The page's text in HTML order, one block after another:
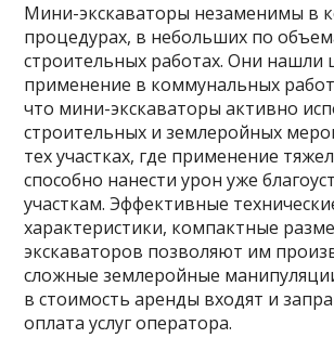
Мини-экскаваторы незаменимы в
процедурах, в небольших по
строительных работах. Они нашли
применение в коммунальных
что мини-экскаваторы активно
строительных и землеройных
тех участках, где применение
способно нанести урон уже
участкам. Эффективные
характеристики, компактные
экскаваторов позволяют им
сложные землеройные
в стоимость аренды входят и
оплата услуг оператора.